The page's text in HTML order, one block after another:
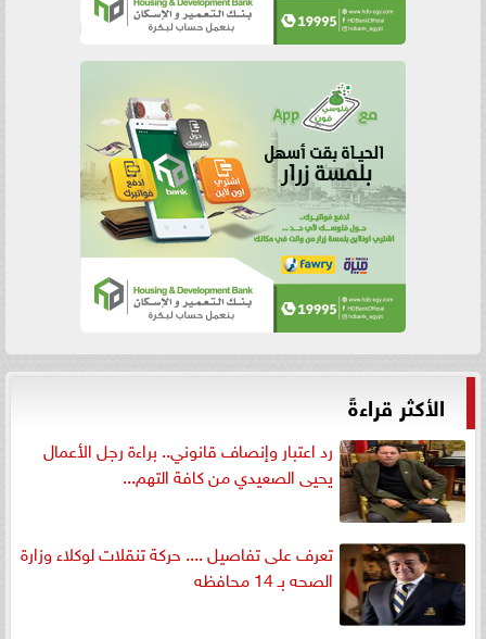
الأكثر قراءةً
رد اعتبار وإنصاف قانوني.. براءة رجل الأعمال
يحيى الصعيدي من كافة التهم...
تعرف على تفاصيل .... حركة تنقلات لوكلاء وزارة
الصحه بـ 14 محافظه